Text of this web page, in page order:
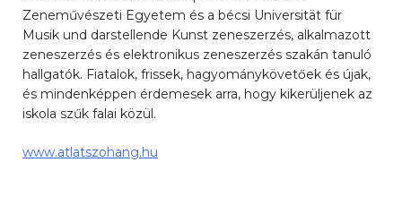
Zeneművészeti Egyetem és a bécsi Universität für
Musik und darstellende Kunst zeneszerzés, alkalmazott
zeneszerzés és elektronikus zeneszerzés szakán tanuló
hallgatók. Fiatalok, frissek, hagyománykövetőek és újak,
és mindenképpen érdemesek arra, hogy kikerüljenek az
iskola szűk falai közül.
www.atlatszohang.hu